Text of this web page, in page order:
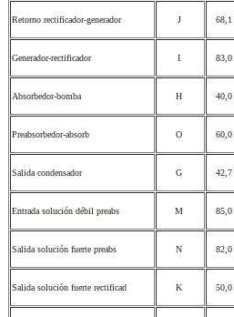
Retorno rectificador-generador J 68,1
Generador-rectificador I 83,0
Absorbedor-bomba H 40,0
Preabsorbedor-absorb O 60,0
Salida condensador G 42,7
Entrada solución débil preabs M 85,0
Salida solución fuerte preabs N 82,0
Salida solución fuerte rectificad K 50,0